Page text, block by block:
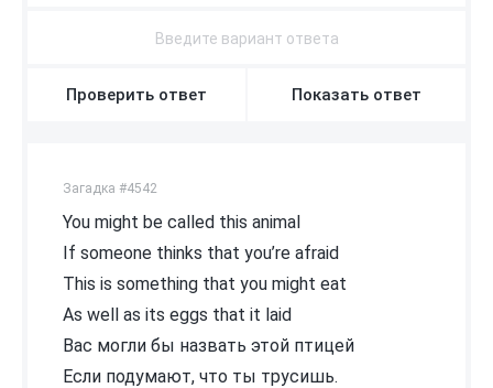
Проверить ответ Показать ответ
Загадка #4542
You might be called this animal
If someone thinks that you’re afraid
This is something that you might eat
As well as its eggs that it laid
Вас могли бы назвать этой птицей
Если подумают, что ты трусишь.